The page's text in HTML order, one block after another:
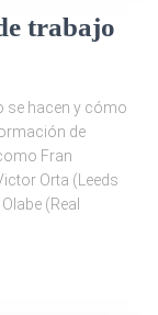
trabajo
se hacen y cómo
de
Fran
Orta (Leeds
(Real